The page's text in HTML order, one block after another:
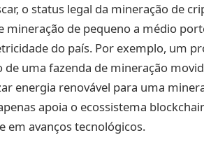
o status legal da mineração de
mineração de pequeno a médio
do país. Por exemplo, um
de uma fazenda de mineração
energia renovável para uma
apoia o ecossistema
em avanços tecnológicos.